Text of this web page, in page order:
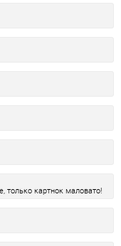
только картнок маловато!